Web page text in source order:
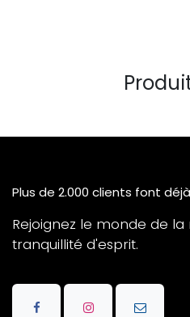
Plus de 2.000 clients font
Rejoignez le monde de
tranquillité d'esprit.